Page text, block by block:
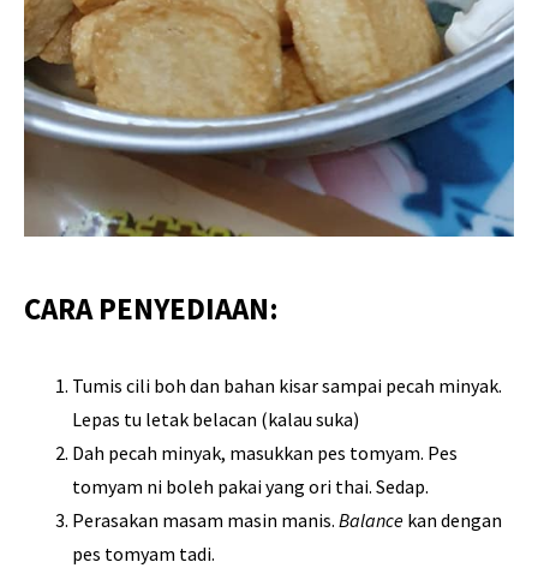
CARA PENYEDIAAN:
Tumis cili boh dan bahan kisar sampai pecah minyak.
Lepas tu letak belacan (kalau suka)
Dah pecah minyak, masukkan pes tomyam. Pes
tomyam ni boleh pakai yang ori thai. Sedap.
Perasakan masam masin manis. Balance kan dengan
pes tomyam tadi.